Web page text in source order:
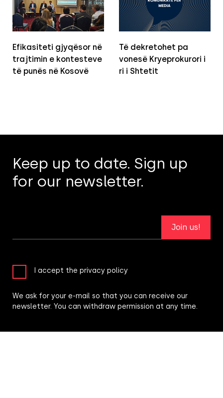
Efikasiteti gjyqësor në
trajtimin e kontesteve
të punës në Kosovë
Të dekretohet pa
vonesë Kryeprokurori i
ri i Shtetit
Keep up to date. Sign up
for our newsletter.
Join us!
I accept the privacy policy
We ask for your e-mail so that you can receive our
newsletter. You can withdraw permission at any time.